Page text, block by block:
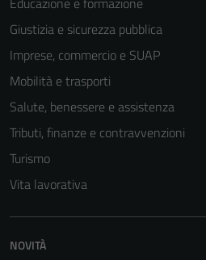
Giustizia e sicurezza pubblica
Imprese, commercio e SUAP
Mobilità e trasporti
Salute, benessere e assistenza
Tributi, finanze e contravvenzioni
Turismo
Vita lavorativa
NOVITÀ